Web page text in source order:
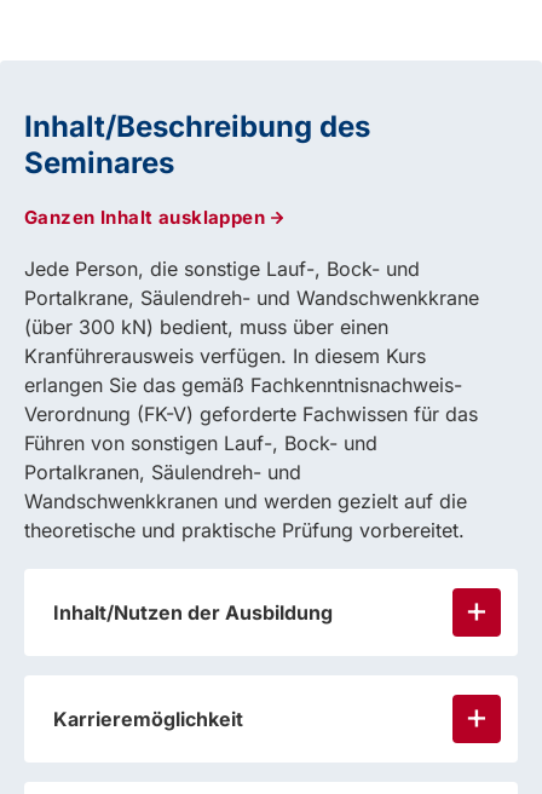
Inhalt/Beschreibung des
Seminares
Ganzen Inhalt ausklappen
Jede Person, die sonstige Lauf-, Bock- und
Portalkrane, Säulendreh- und Wandschwenkkrane
(über 300 kN) bedient, muss über einen
Kranführerausweis verfügen. In diesem Kurs
erlangen Sie das gemäß Fachkenntnisnachweis-
Verordnung (FK-V) geforderte Fachwissen für das
Führen von sonstigen Lauf-, Bock- und
Portalkranen, Säulendreh- und
Wandschwenkkranen und werden gezielt auf die
theoretische und praktische Prüfung vorbereitet.
Inhalt/Nutzen der Ausbildung
Karrieremöglichkeit